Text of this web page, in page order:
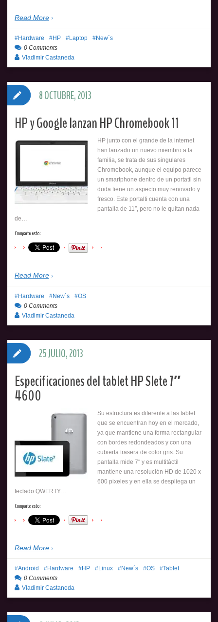
Read More
Hardware HP Laptop
New´s
0 Comments
Vladimir Castaneda
HP y Google lanzan HP Chromebook 11
HP junto con el grande de la internet
han lanzado un nuevo miembro a la
familia, se trata de sus singulares
Chromebook, aunque el equipo parece
un smartphone dentro de un portatil sin
duda tiene un aspecto muy renovado y
fresco. Este portalti cuenta con una
pantalla de 11″, pero no le quitan nada
de…
Comparte esto:
Read More
8 OCTUBRE, 2013
Hardware New´s
OS
0 Comments
Vladimir Castaneda
Especificaciones del tablet HP Slete 7″
4600
Su estructura es diferente a las tablet
que se encuentran hoy en el mercado,
ya que mantiene una forma rectangular
con bordes redondeados y con una
cubierta trasera de color gris. Su
pantalla mide 7″ y es multitáctil
mantiene una resolución HD de 1020 x
600 pixeles y en ella se despliega un
teclado QWERTY…
Comparte esto:
Read More
25 JULIO, 2013
Android Hardware HP Linux New´s OS
Tablet
0 Comments
Vladimir Castaneda